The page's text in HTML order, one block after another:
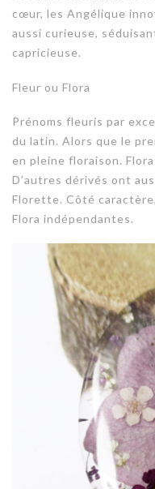
cœur, les Angélique
aussi curieuse,
capricieuse.
Fleur ou Flora
Prénoms fleuris par
du latin. Alors que le
en pleine floraison.
D’autres dérivés ont
Florette. Côté
Flora indépendantes.